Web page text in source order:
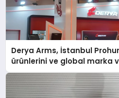
Derya Arms, İstanbul
ürünlerini ve global marka